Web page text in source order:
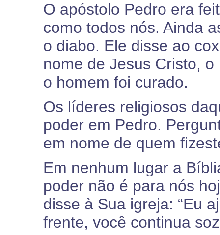
O apóstolo Pedro era
como todos nós. Ainda
o diabo. Ele disse ao
nome de Jesus Cristo,
o homem foi curado.
Os líderes religiosos
poder em Pedro.
em nome de quem
Em nenhum lugar a
poder não é para nós
disse à Sua igreja: “Eu
frente, você continua